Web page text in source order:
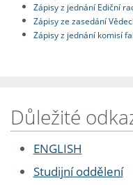
Zápisy z jednání Ediční
Zápisy ze zasedání
Zápisy z jednání komisí
Důležité
ENGLISH
Studijní oddělení